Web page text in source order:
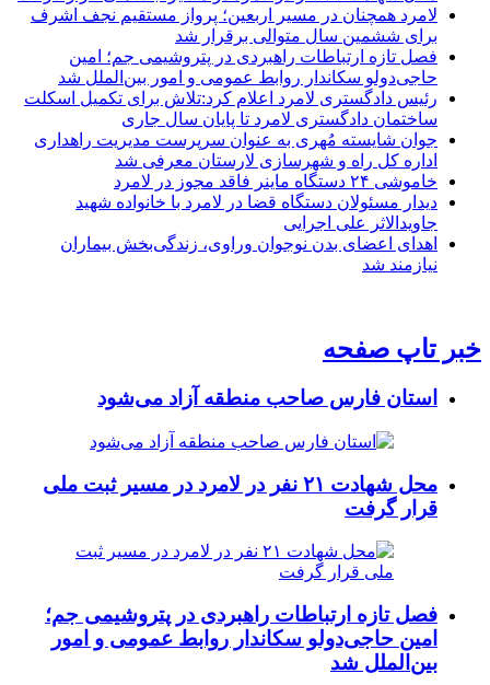
لامرد همچنان در مسیر اربعین؛ پرواز مستقیم نجف اشرف
برای ششمین سال متوالی برقرار شد
فصل تازه ارتباطات راهبردی در پتروشیمی جم؛ امین
حاجی‌دولو سکاندار روابط عمومی و امور بین‌الملل شد
رئیس دادگستری لامرد اعلام کرد:تلاش برای تکمیل اسکلت
ساختمان دادگستری لامرد تا پایان سال جاری
جوان شایسته مُهری به عنوان سرپرست مدیریت راهداری
اداره کل راه و شهرسازی لارستان معرفی شد
خاموشی ۲۴ دستگاه ماینر فاقد مجوز در لامرد
دیدار مسئولان دستگاه قضا در لامرد با خانواده شهید
جاویدالاثر علی اجرایی
اهدای اعضای بدن نوجوان وراوی، زندگی‌بخش بیماران
نیازمند شد
خبر تاپ صفحه
استان فارس صاحب منطقه آزاد می‌شود
محل شهادت ۲۱ نفر در لامرد در مسیر ثبت ملی
قرار گرفت
فصل تازه ارتباطات راهبردی در پتروشیمی جم؛
امین حاجی‌دولو سکاندار روابط عمومی و امور
بین‌الملل شد